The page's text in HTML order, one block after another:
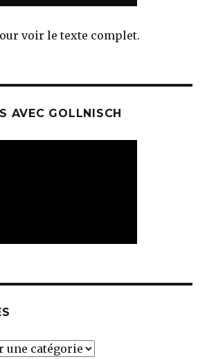
voir le texte complet.
AVEC GOLLNISCH